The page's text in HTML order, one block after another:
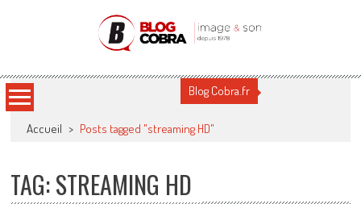
Blog Cobra
Blog Cobra.fr
Accueil > Posts tagged "streaming HD"
TAG: STREAMING HD